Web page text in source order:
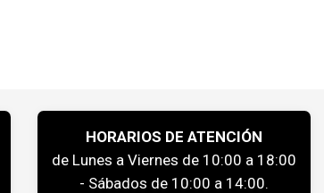
HORARIOS DE ATENCIÓN
de Lunes a Viernes de 10:00 a 18:00
- Sábados de 10:00 a 14:00.